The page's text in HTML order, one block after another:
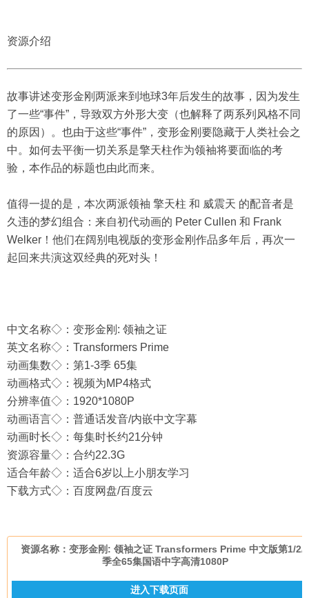
资源介绍
故事讲述变形金刚两派来到地球3年后发生的故事，因为发生
了一些“事件”，导致双方外形大变（也解释了两系列风格不同
的原因）。也由于这些“事件”，变形金刚要隐藏于人类社会之
中。如何去平衡一切关系是擎天柱作为领袖将要面临的考
验，本作品的标题也由此而来。
值得一提的是，本次两派领袖 擎天柱 和 威震天 的配音者是
久违的梦幻组合：来自初代动画的 Peter Cullen 和 Frank
Welker！他们在阔别电视版的变形金刚作品多年后，再次一
起回来共演这双经典的死对头！
中文名称◇：变形金刚: 领袖之证
英文名称◇：Transformers Prime
动画集数◇：第1-3季 65集
动画格式◇：视频为MP4格式
分辨率值◇：1920*1080P
动画语言◇：普通话发音/内嵌中文字幕
动画时长◇：每集时长约21分钟
资源容量◇：合约22.3G
适合年龄◇：适合6岁以上小朋友学习
下载方式◇：百度网盘/百度云
资源名称：变形金刚: 领袖之证 Transformers Prime 中文版第1/2/3
季全65集国语中字高清1080P
进入下载页面